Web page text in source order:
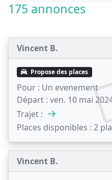
175 annonces
Vincent B.
Propose des places
Pour : Un evenement
Départ : ven. 10 mai
Trajet : →
Places disponibles : 2
Vincent B.